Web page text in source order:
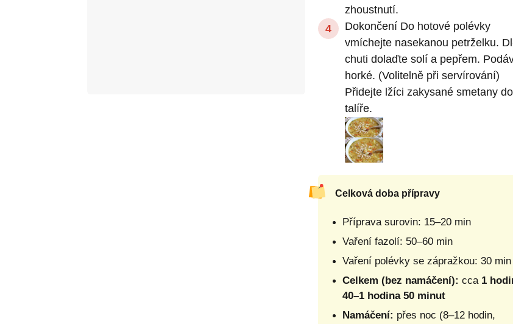
zhoustnutí.
Dokončení Do hotové polévky
vmíchejte nasekanou petrželku.
chuti dolaďte solí a pepřem.
horké. (Volitelně při servírování)
Přidejte lžíci zakysané smetany do
talíře.
Celková doba přípravy
Příprava surovin: 15–20 min
Vaření fazolí: 50–60 min
Vaření polévky se zápražkou: 30 min
Celkem (bez namáčení): cca 1
40–1 hodina 50 minut
Namáčení: přes noc (8–12 hodin,